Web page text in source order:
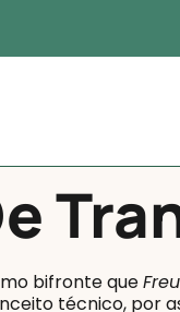
bifronte que
técnico, por